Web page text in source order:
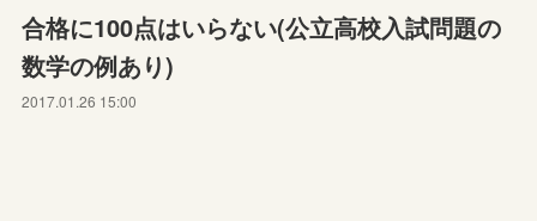
合格に100点はいらない(公立高校入試問題の
数学の例あり)
2017.01.26 15:00